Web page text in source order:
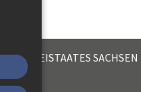
FREISTAATES SACHSEN